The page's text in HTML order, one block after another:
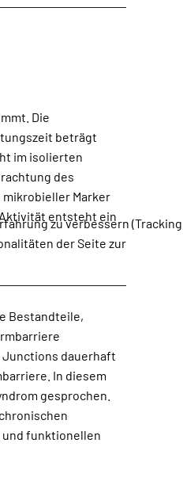
Die
beträgt
im isolierten
des
Marker
entsteht ein
Bestandteile,
zu verbessern (Tracking
der Seite zur